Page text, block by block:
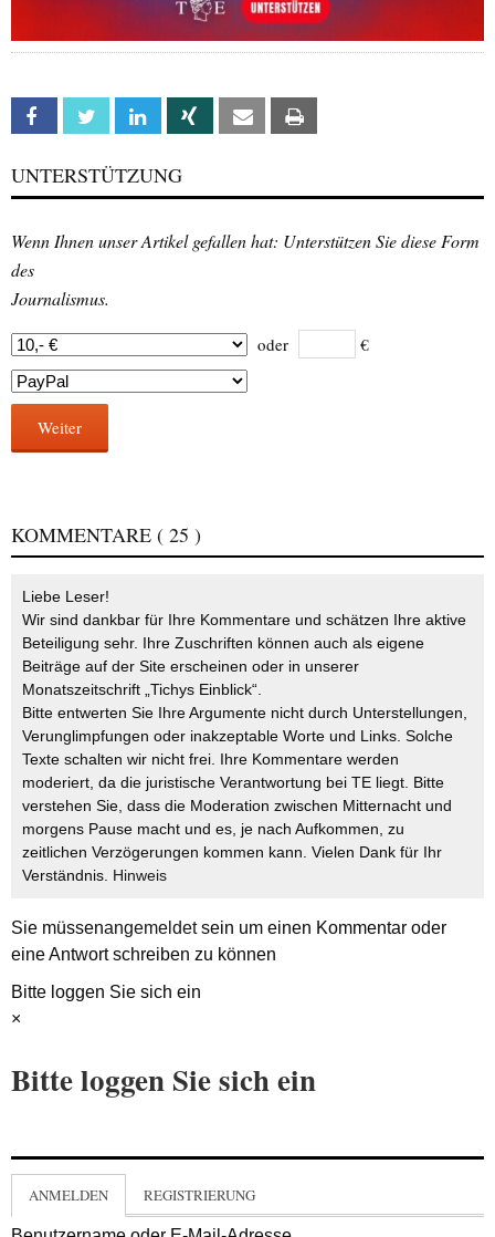
Facebook Twitter Linkedin Xing Email
UNTERSTÜTZUNG
Wenn Ihnen unser Artikel gefallen hat: Unterstützen Sie diese Form
des
Journalismus.
oder €
Weiter
KOMMENTARE ( 25 )
Liebe Leser!
Wir sind dankbar für Ihre Kommentare und schätzen Ihre aktive
Beteiligung sehr. Ihre Zuschriften können auch als eigene
Beiträge auf der Site erscheinen oder in unserer
Monatszeitschrift „Tichys Einblick“.
Bitte entwerten Sie Ihre Argumente nicht durch Unterstellungen,
Verunglimpfungen oder inakzeptable Worte und Links. Solche
Texte schalten wir nicht frei. Ihre Kommentare werden
moderiert, da die juristische Verantwortung bei TE liegt. Bitte
verstehen Sie, dass die Moderation zwischen Mitternacht und
morgens Pause macht und es, je nach Aufkommen, zu
zeitlichen Verzögerungen kommen kann. Vielen Dank für Ihr
Verständnis. Hinweis
Sie müssenangemeldetsein um einen Kommentar oder
eine Antwort schreiben zu können
Bitte loggen Sie sich ein
×
Bitte loggen Sie sich ein
ANMELDEN REGISTRIERUNG